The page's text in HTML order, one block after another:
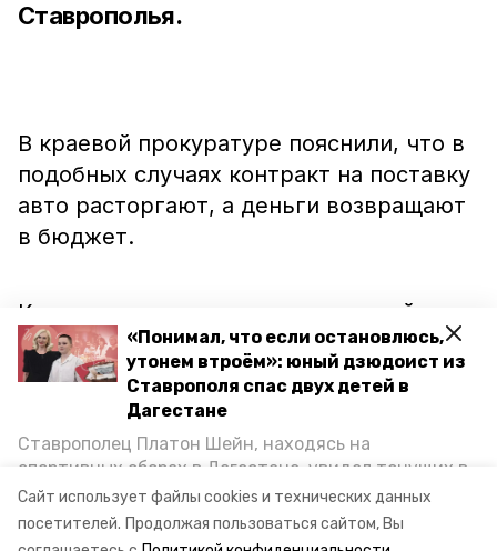
Сайт использует файлы cookies и технических данных
посетителей. Продолжая пользоваться сайтом, Вы
«Понимал, что если остановлюсь,
утонем втроём»: юный дзюдоист из
Ставрополя спас двух детей в
Дагестане
Ставрополец Платон Шейн, находясь на
спортивных сборах в Дегестане, увидел тонущих в
Каспийском море детей и бросился на помощь. По
возвращении домой, отважного мальчика
пригласили в министерство образования края и
Ставрополья.
В краевой прокуратуре пояснили, что в
подобных случаях контракт на поставку
авто расторгают, а деньги возвращают
в бюджет.
Кстати, эту сделку признали одной из
самых дорогих в России. Она попала на
пятую строчку рейтинга ОНФ. Отметим,
что последние пять лет курорт не
может избавиться от бюджетного
долга. Зачем мэрии столь дорогое
авто, и законна ли такая детализация
при оформлении заявки,разбирался